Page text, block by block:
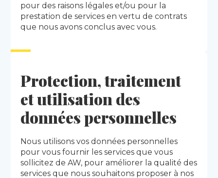
pour des raisons légales et/ou pour la
prestation de services en vertu de contrats
que nous avons conclus avec vous.
Protection, traitement
et utilisation des
données personnelles
Nous utilisons vos données personnelles
pour vous fournir les services que vous
sollicitez de AW, pour améliorer la qualité des
services que nous souhaitons proposer à nos